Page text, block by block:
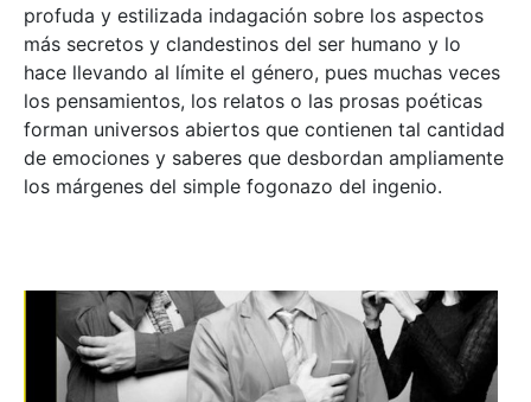
profuda y estilizada indagación sobre los aspectos
más secretos y clandestinos del ser humano y lo
hace llevando al límite el género, pues muchas veces
los pensamientos, los relatos o las prosas poéticas
forman universos abiertos que contienen tal cantidad
de emociones y saberes que desbordan ampliamente
los márgenes del simple fogonazo del ingenio.